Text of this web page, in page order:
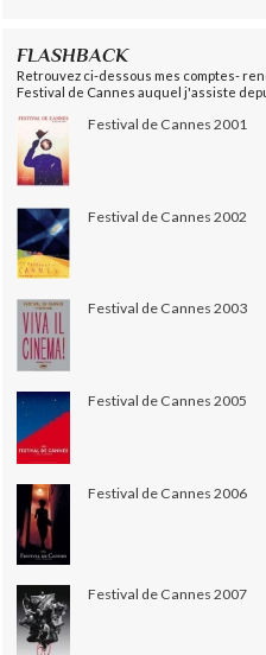
FLASHBACK
Retrouvez ci-dessous mes comptes-
Festival de Cannes auquel j'assiste
Festival de Cannes 2001
Festival de Cannes 2002
Festival de Cannes 2003
Festival de Cannes 2005
Festival de Cannes 2006
Festival de Cannes 2007